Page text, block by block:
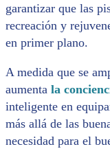
garantizar que las
recreación y
en primer plano.
A medida que se
aumenta la
inteligente en
más allá de las
necesidad para el